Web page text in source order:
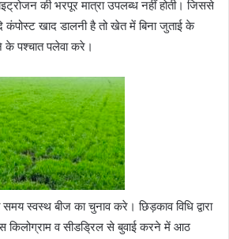
की भरपूर मात्रा उपलब्ध नहीं होती। जिससे
खाद डालनी है तो खेत में बिना जुताई के
पश्चात पलेवा करे।
स्वस्थ बीज का चुनाव करे। छिड़काव विधि द्वारा
किलोग्राम व सीडड्रिल से बुवाई करने में आठ